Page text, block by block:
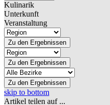
Kulinarik
Unterkunft
Veranstaltung
Zu den Ergebnissen
Zu den Ergebnissen
Zu den Ergebnissen
skip to bottom
Artikel teilen auf ...